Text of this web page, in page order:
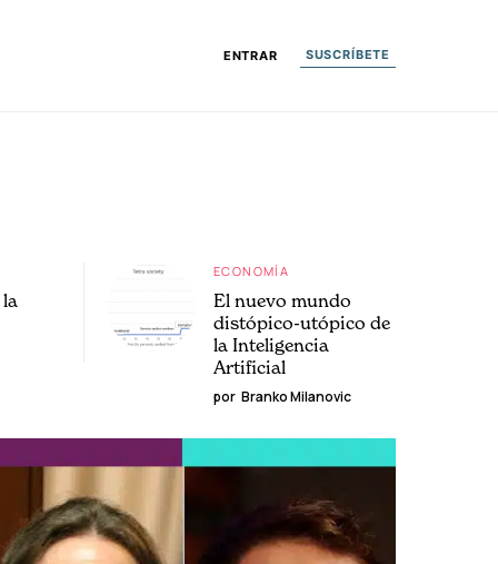
ENTRAR SUSCRÍBETE
ECONOMÍA
El nuevo mundo
distópico-utópico de
la Inteligencia
Artificial
por Branko Milanovic